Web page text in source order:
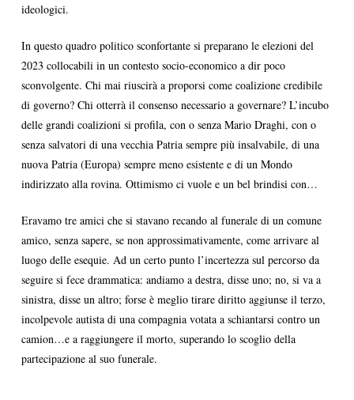
ideologici.
In questo quadro politico sconfortante si preparano le elezioni del
2023 collocabili in un contesto socio-economico a dir poco
sconvolgente. Chi mai riuscirà a proporsi come coalizione credibile
di governo? Chi otterrà il consenso necessario a governare? L’incubo
delle grandi coalizioni si profila, con o senza Mario Draghi, con o
senza salvatori di una vecchia Patria sempre più insalvabile, di una
nuova Patria (Europa) sempre meno esistente e di un Mondo
indirizzato alla rovina. Ottimismo ci vuole e un bel brindisi con…
Eravamo tre amici che si stavano recando al funerale di un comune
amico, senza sapere, se non approssimativamente, come arrivare al
luogo delle esequie. Ad un certo punto l’incertezza sul percorso da
seguire si fece drammatica: andiamo a destra, disse uno; no, si va a
sinistra, disse un altro; forse è meglio tirare diritto aggiunse il terzo,
incolpevole autista di una compagnia votata a schiantarsi contro un
camion…e a raggiungere il morto, superando lo scoglio della
partecipazione al suo funerale.